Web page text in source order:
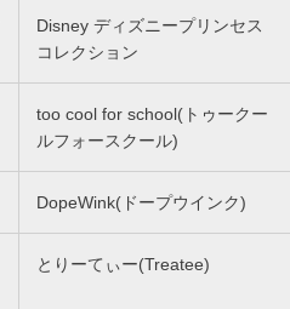
Disney ディズニープリンセス
コレクション
too cool for school(トゥークー
ルフォースクール)
DopeWink(ドープウインク)
とりーてぃー(Treatee)